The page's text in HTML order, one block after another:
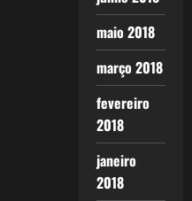
maio 2018
março 2018
fevereiro
2018
janeiro
2018